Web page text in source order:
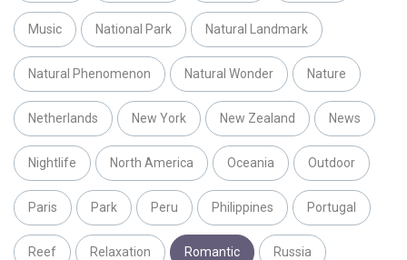
Music National Park Natural Landmark
Natural Phenomenon Natural Wonder Nature
Netherlands New York New Zealand News
Nightlife North America Oceania Outdoor
Paris Park Peru Philippines Portugal
Reef Relaxation Romantic Russia